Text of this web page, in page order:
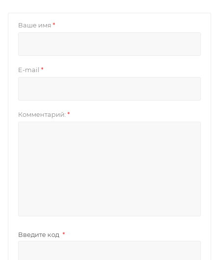
Ваше имя *
E-mail *
Комментарий: *
Введите код *